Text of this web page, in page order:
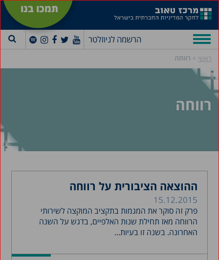
תמכו בנו
הרשמה לניוזלטר
ראשי » רווחה
רווחה
ההוצאה הציבורית על רווחה
15.12.2015
פרק זה סוקר את המגמות בתקציב המוקצה לשירותי
הרווחה מאז תחילת שנות האלפיים, בדגש על השנה
האחרונה. בשנה זו בעיות...